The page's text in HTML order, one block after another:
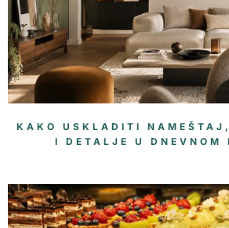
KAKO USKLADITI
I DETALJE U DNEVNOM